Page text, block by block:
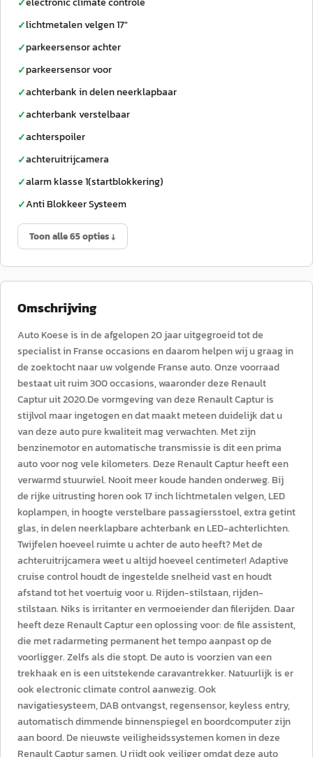
✓
✓lichtmetalen velgen 17"
✓parkeersensor achter
✓parkeersensor voor
✓achterbank in delen neerklapbaar
✓achterbank verstelbaar
✓achterspoiler
✓achteruitrijcamera
✓alarm klasse 1(startblokkering)
✓Anti Blokkeer Systeem
Toon alle 65 opties ↓
Omschrijving
Auto Koese is in de afgelopen 20 jaar uitgegroeid tot de
specialist in Franse occasions en daarom helpen wij u graag in
de zoektocht naar uw volgende Franse auto. Onze voorraad
bestaat uit ruim 300 occasions, waaronder deze Renault
Captur uit 2020.De vormgeving van deze Renault Captur is
stijlvol maar ingetogen en dat maakt meteen duidelijk dat u
van deze auto pure kwaliteit mag verwachten. Met zijn
benzinemotor en automatische transmissie is dit een prima
auto voor nog vele kilometers. Deze Renault Captur heeft een
verwarmd stuurwiel. Nooit meer koude handen onderweg. Bij
de rijke uitrusting horen ook 17 inch lichtmetalen velgen, LED
koplampen, in hoogte verstelbare passagiersstoel, extra getint
glas, in delen neerklapbare achterbank en LED-achterlichten.
Twijfelen hoeveel ruimte u achter de auto heeft? Met de
achteruitrijcamera weet u altijd hoeveel centimeter! Adaptive
cruise control houdt de ingestelde snelheid vast en houdt
afstand tot het voertuig voor u. Rijden-stilstaan, rijden-
stilstaan. Niks is irritanter en vermoeiender dan filerijden. Daar
heeft deze Renault Captur een oplossing voor: de file assistent,
die met radarmeting permanent het tempo aanpast op de
voorligger. Zelfs als die stopt. De auto is voorzien van een
trekhaak en is een uitstekende caravantrekker. Natuurlijk is er
ook electronic climate control aanwezig. Ook
navigatiesysteem, DAB ontvangst, regensensor, keyless entry,
automatisch dimmende binnenspiegel en boordcomputer zijn
aan boord. De nieuwste veiligheidssystemen komen in deze
Renault Captur samen. U rijdt ook veiliger omdat deze auto